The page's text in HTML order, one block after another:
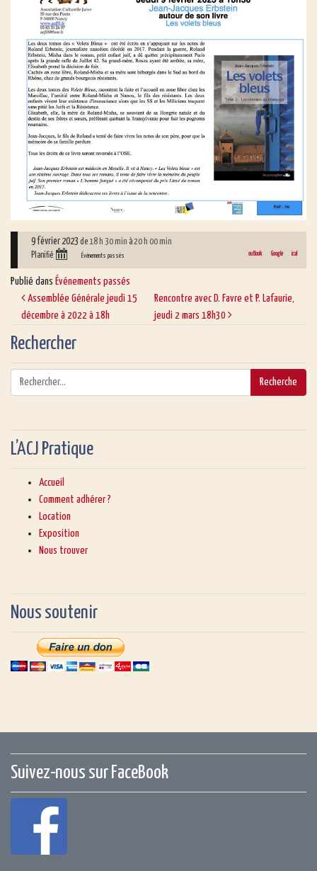
9 février 2023 de18 h 30 min à20 h 00 min
Planifié ical
Google
outlook
Événements passés
Publié dans Événements passés
Assemblée Générale jeudi 15
décembre à 2022 à 18h
Rencontre avec D. Favre et P. Lafaurie,
jeudi 2 mars 18h30
Rechercher
L’ACJ Pratique
Accueil
Comment adhérer ?
Location
Exposition
Nous trouver
Nous soutenir
Suivez-nous sur FaceBook